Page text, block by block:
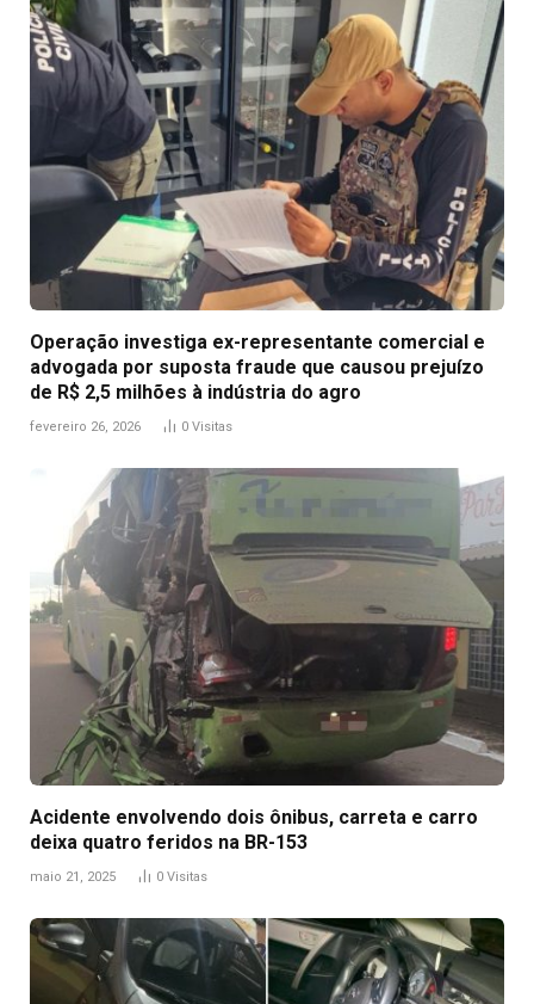
Operação investiga ex-representante comercial e
advogada por suposta fraude que causou prejuízo
de R$ 2,5 milhões à indústria do agro
fevereiro 26, 2026 0 Visitas
Acidente envolvendo dois ônibus, carreta e carro
deixa quatro feridos na BR-153
maio 21, 2025 0 Visitas